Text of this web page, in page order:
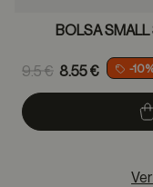
BOLSA
Price reduced
9.5 €
to
8.55 € -